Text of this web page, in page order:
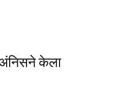
अंनिसने केला